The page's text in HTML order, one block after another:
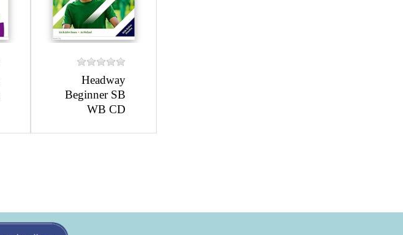
Headway
Beginner SB
WB CD